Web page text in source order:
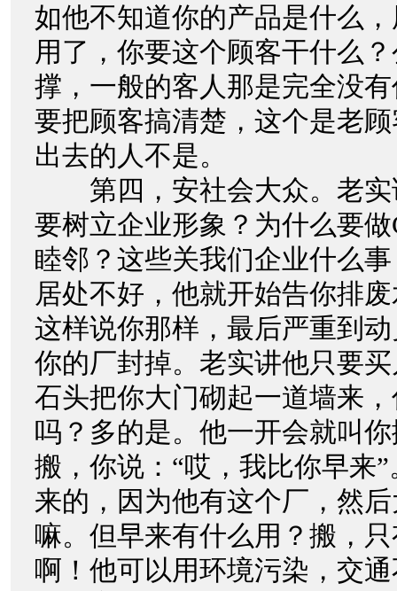
如他不知道你的产品是什么
用了，你要这个顾客干什么
撑，一般的客人那是完全没
要把顾客搞清楚，这个是老
出去的人不是。
第四，安社会大众。老实
要树立企业形象？为什么要
睦邻？这些关我们企业什么
居处不好，他就开始告你排
这样说你那样，最后严重到
你的厂封掉。老实讲他只要
石头把你大门砌起一道墙来
吗？多的是。他一开会就叫
搬，你说：“哎，我比你早来
来的，因为他有这个厂，然
嘛。但早来有什么用？搬，
啊！他可以用环境污染，交